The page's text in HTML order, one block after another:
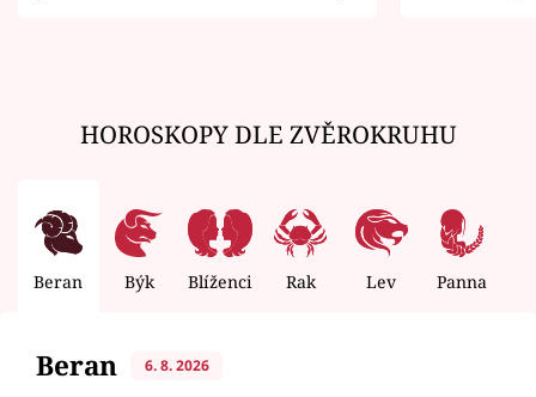
HOROSKOPY DLE ZVĚROKRUHU
Beran Býk Blíženci Rak Lev Panna
Beran 6. 8. 2026